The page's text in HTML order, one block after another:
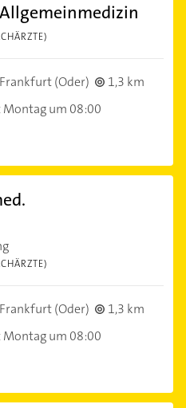
(Oder)
1,3 km
um 08:00
(Oder)
1,3 km
um 08:00